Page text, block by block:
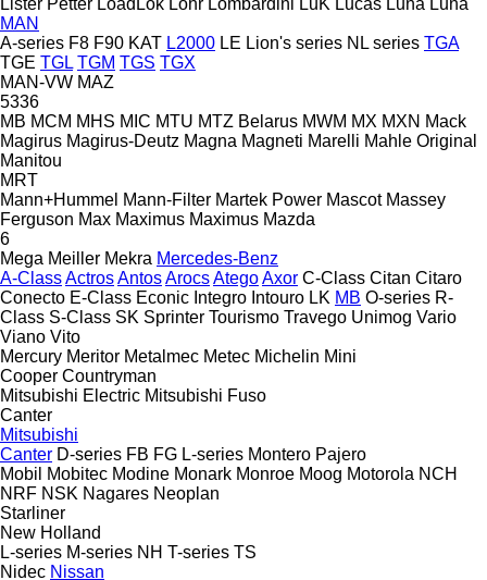
MAN
A-series F8 F90 KAT L2000 LE Lion's series NL series TGA
TGE TGL TGM TGS TGX
MAN-VW MAZ
5336
MB MCM MHS MIC MTU MTZ Belarus MWM MX MXN Mack
Magirus Magirus-Deutz Magna Magneti Marelli Mahle Original
Manitou
MRT
Mann+Hummel Mann-Filter Martek Power Mascot Massey
Ferguson Max Maximus Maximus Mazda
6
Mega Meiller Mekra Mercedes-Benz
A-ClassActrosAntosArocsAtegoAxor C-Class Citan Citaro
Conecto E-Class Econic Integro Intouro LK MB O-series R-
Class S-Class SK Sprinter Tourismo Travego Unimog Vario
Viano Vito
Mercury Meritor Metalmec Metec Michelin Mini
Cooper Countryman
Mitsubishi Electric Mitsubishi Fuso
Canter
Mitsubishi
Canter D-series FB FG L-series Montero Pajero
Mobil
Mobitec Modine Monark Monroe Moog Motorola NCH
NRF NSK Nagares Neoplan
Starliner
New Holland
L-series M-series NH T-series TS
Nidec Nissan